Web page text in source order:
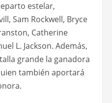
estelar,
Sam Rockwell, Bryce
Catherine
L. Jackson. Además,
grande la ganadora
también aportará